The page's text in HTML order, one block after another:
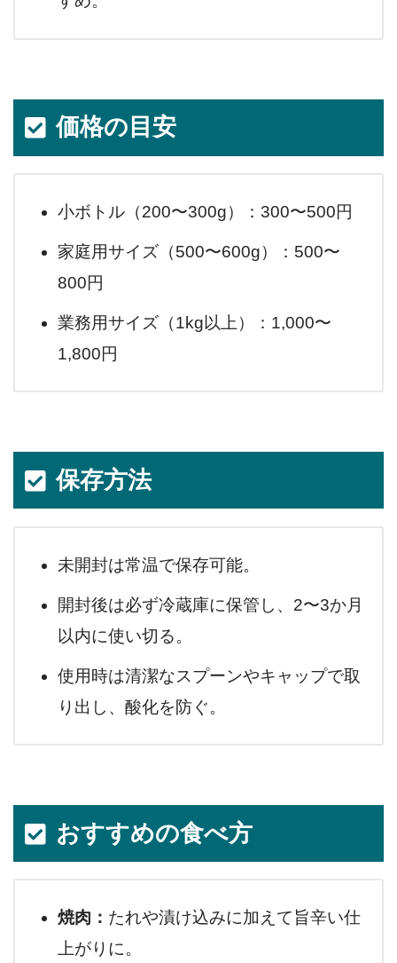
価格の目安
小ボトル（200〜300g）：300〜500円
家庭用サイズ（500〜600g）：500〜
800円
業務用サイズ（1kg以上）：1,000〜
1,800円
保存方法
未開封は常温で保存可能。
開封後は必ず冷蔵庫に保管し、2〜3か月
以内に使い切る。
使用時は清潔なスプーンやキャップで取
り出し、酸化を防ぐ。
おすすめの食べ方
焼肉： たれや漬け込みに加えて旨辛い仕
上がりに。